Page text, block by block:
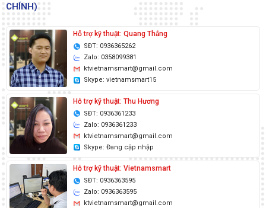
CHÍNH)
Hỗ trợ kỹ thuật: Quang Thắng
SĐT: 0936365262
Zalo: 0358099381
ktvietnamsmart@gmail.com
Skype: vietnamsmart15
Hỗ trợ kỹ thuật: Thu Hương
SĐT: 0936361233
Zalo: 0936361233
ktvietnamsmart@gmail.com
Skype: Đang cập nhập
Hỗ trợ kỹ thuật: Vietnamsmart
SĐT: 0936363595
Zalo: 0936363595
ktvietnamsmart@gmail.com